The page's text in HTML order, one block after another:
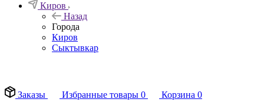
Киров
Назад
Города
Киров
Сыктывкар
Заказы
Избранные товары 0 Корзина 0